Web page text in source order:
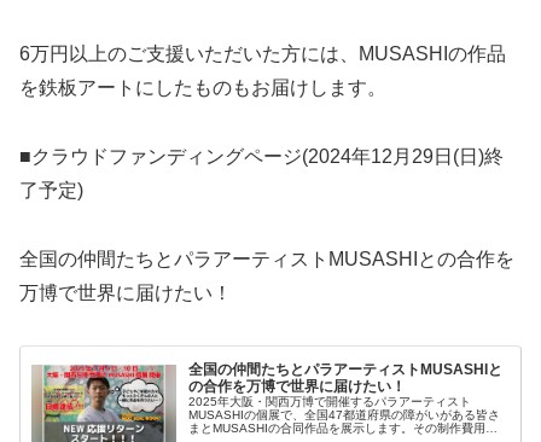
6万円以上のご支援いただいた方には、MUSASHIの作品
を鉄板アートにしたものもお届けします。
■クラウドファンディングページ(2024年12月29日(日)終
了予定)
全国の仲間たちとパラアーティストMUSASHIとの合作を
万博で世界に届けたい！
全国の仲間たちとパラアーティストMUSASHIと
の合作を万博で世界に届けたい！
2025年大阪・関西万博で開催するパラアーティスト
MUSASHIの個展で、全国47都道府県の障がいがある皆さ
まとMUSASHIの合同作品を展示します。その制作費用の